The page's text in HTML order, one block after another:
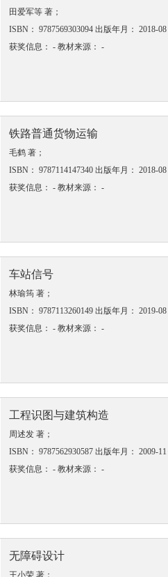
田爱军等 著；
ISBN： 9787569303094 出版年月： 2018-08
获奖信息： - 教材来源： -
铁路普通货物运输
毛鹤 著；
ISBN： 9787114147340 出版年月： 2018-08
获奖信息： - 教材来源： -
车站信号
林瑜筠 著；
ISBN： 9787113260149 出版年月： 2019-08
获奖信息： - 教材来源： -
工程识图与建筑构造
周述发 著；
ISBN： 9787562930587 出版年月： 2009-11
获奖信息： - 教材来源： -
无障碍设计
王小荣 著；